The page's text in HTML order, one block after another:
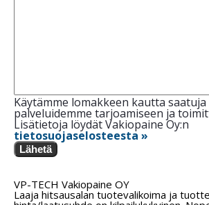
Käytämme lomakkeen kautta
palveluidemme tarjoamiseen ja
Lisätietoja löydät Vakiopaine Oy:n
tietosuojaselosteesta »
Lähetä
VP-TECH Vakiopaine OY
Laaja hitsausalan tuotevalikoima ja